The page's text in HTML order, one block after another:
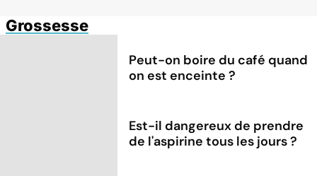
Grossesse
Peut-on boire du café quand
on est enceinte ?
Est-il dangereux de prendre
de l'aspirine tous les jours ?